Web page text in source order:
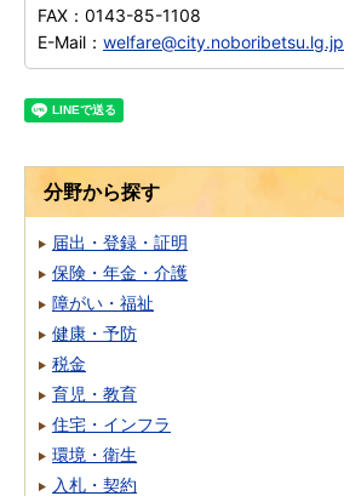
FAX： 0143-85-1108
E-Mail： welfare@city.noboribetsu.lg.jp
分野から探す
届出・登録・証明
保険・年金・介護
障がい・福祉
健康・予防
税金
育児・教育
住宅・インフラ
環境・衛生
入札・契約